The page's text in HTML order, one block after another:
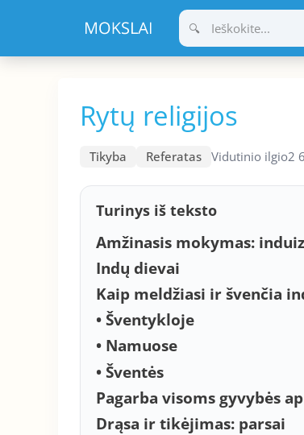
turinio
Rytų religijos
Tikyba Referatas Vidutinio ilgio2
Turinys iš teksto
Amžinasis mokymas:
Indų dievai
Kaip meldžiasi ir švenčia
• Šventykloje
• Namuose
• Šventės
Pagarba visoms gyvybės
Drąsa ir tikėjimas: parsai